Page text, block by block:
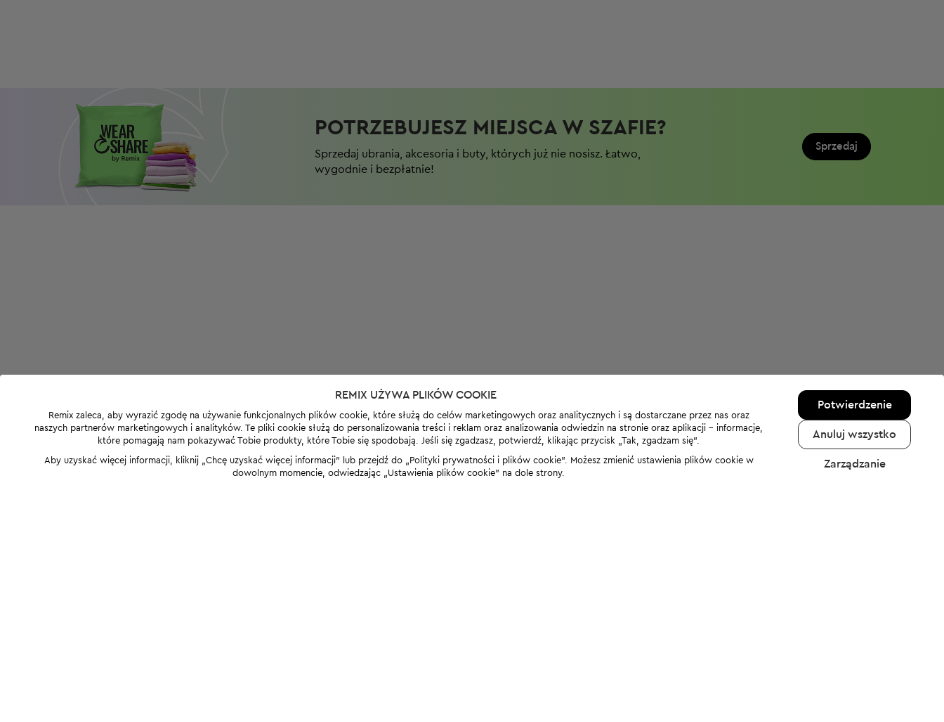
POTRZEBUJESZ MIEJSCA W SZAFIE?​
Sprzedaj ubrania, akcesoria i buty, których już nie nosisz. Łatwo,
wygodnie i bezpłatnie!
Sprzedaj
REMIX UŻYWA PLIKÓW COOKIE
Remix zaleca, aby wyrazić zgodę na używanie funkcjonalnych plików cookie, które służą do celów marketingowych oraz analitycznych i są dostarczane przez nas oraz
naszych partnerów marketingowych i analityków. Te pliki cookie służą do personalizowania treści i reklam oraz analizowania odwiedzin na stronie oraz aplikacji - informacje,
które pomagają nam pokazywać Tobie produkty, które Tobie się spodobają. Jeśli się zgadzasz, potwierdź, klikając przycisk „Tak, zgadzam się”.
Aby uzyskać więcej informacji, kliknij „Chcę uzyskać więcej informacji” lub przejdź do „Polityki prywatności i plików cookie”. Możesz zmienić ustawienia plików cookie w
dowolnym momencie, odwiedzając „Ustawienia plików cookie” na dole strony.
Potwierdzenie
Anuluj wszystko
Zarządzanie